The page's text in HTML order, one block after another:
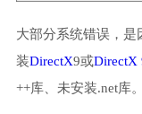
大部分系统错误，是
装DirectX9或DirectX
++库、未安装.net库。